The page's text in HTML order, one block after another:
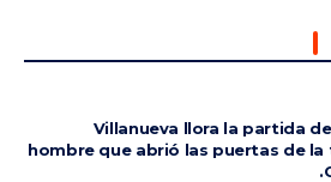
Villanueva llora la partida
hombre que abrió las puertas de la